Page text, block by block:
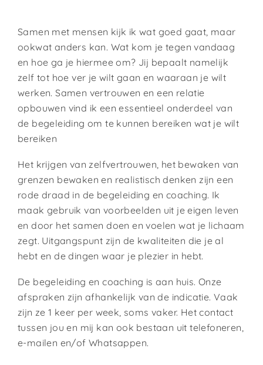
Samen met mensen kijk ik wat goed gaat, maar
ookwat anders kan. Wat kom je tegen vandaag
en hoe ga je hiermee om? Jij bepaalt namelijk
zelf tot hoe ver je wilt gaan en waaraan je wilt
werken. Samen vertrouwen en een relatie
opbouwen vind ik een essentieel onderdeel van
de begeleiding om te kunnen bereiken wat je wilt
bereiken
Het krijgen van zelfvertrouwen, het bewaken van
grenzen bewaken en realistisch denken zijn een
rode draad in de begeleiding en coaching. Ik
maak gebruik van voorbeelden uit je eigen leven
en door het samen doen en voelen wat je lichaam
zegt. Uitgangspunt zijn de kwaliteiten die je al
hebt en de dingen waar je plezier in hebt.
De begeleiding en coaching is aan huis. Onze
afspraken zijn afhankelijk van de indicatie. Vaak
zijn ze 1 keer per week, soms vaker. Het contact
tussen jou en mij kan ook bestaan uit telefoneren,
e-mailen en/of Whatsappen.